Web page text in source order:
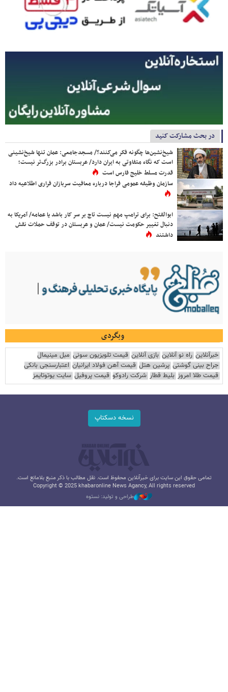
در بحث مشارکت کنید
شیخ‌نشین‌ها چگونه فکر می‌کنند؟/ مسجدجامعی: عمان تنها شیخ‌نشینی
است که نگاه متفاوتی به ایران دارد/ عربستان برادر بزرگ‌تر نیست؛
قدرت مسلط خلیج فارس است
سازمان وظیفه عمومی فراجا درباره معافیت سربازان فراری اطلاعیه داد
ابوالفتح: برای ترامپ مهم نیست تاج بر سر کار باشد یا عمامه/ آمریکا به
دنبال تغییر حکومت نیست/ عمان و عربستان در توقف حملات نقش
داشتند
وبگردی
خبرآنلاین راه نو آنلاین بازی آنلاین قیمت تلویزیون سونی مبل مینیمال
جراح بینی گوشتی پرشین هتل قیمت آهن فولاد ایرانیان اعتبارسنجی بانکی
قیمت طلا امروز بلیط قطار شرکت رادوکو قیمت پروفیل سایت یوتوتایمز
نسخه دسکتاپ
تمامی حقوق این سایت برای خبرآنلاین محفوظ است. نقل مطالب با ذکر منبع بلامانع است.
Copyright © 2025 khabaronline News Agancy, All rights reserved
طراحی و تولید: نستوه